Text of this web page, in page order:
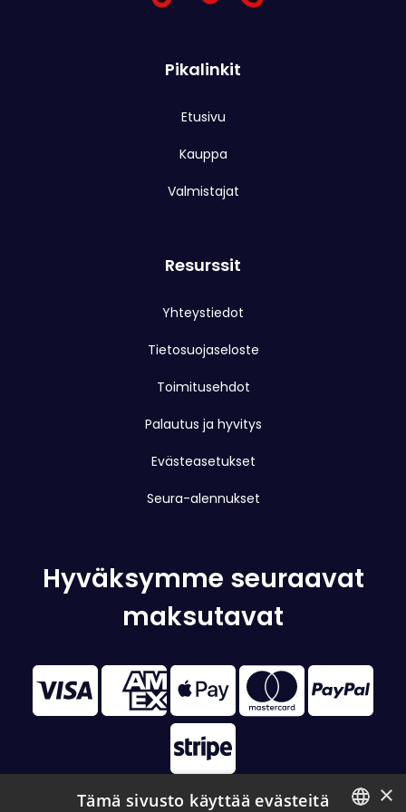
Pikalinkit
Etusivu
Kauppa
Valmistajat
Resurssit
Yhteystiedot
Tietosuojaseloste
Toimitusehdot
Palautus ja hyvitys
Evästeasetukset
Seura-alennukset
Hyväksymme seuraavat
maksutavat
×
Tämä sivusto käyttää evästeitä